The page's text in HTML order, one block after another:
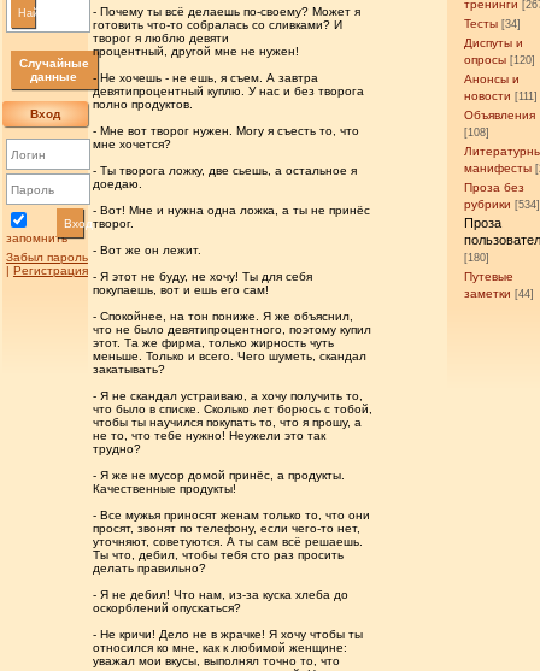
Найти
Случайные
данные
Вход
запомнить
Вход
Забыл пароль
| Регистрация
тренинги
Тесты [34]
Диспуты и
опросы [120]
Анонсы и
новости [111]
Объявления
[108]
манифесты
Проза без
рубрики [534]
Проза
[180]
Путевые
заметки [44]
- Почему ты всё делаешь по-своему? Может я
готовить что-то собралась со сливками? И
творог я люблю девяти
процентный, другой мне не нужен!
- Не хочешь - не ешь, я съем. А завтра
девятипроцентный куплю. У нас и без творога
полно продуктов.
- Мне вот творог нужен. Могу я съесть то, что
мне хочется?
- Ты творога ложку, две сьешь, а остальное я
доедаю.
- Вот! Мне и нужна одна ложка, а ты не принёс
творог.
- Вот же он лежит.
- Я этот не буду, не хочу! Ты для себя
покупаешь, вот и ешь его сам!
- Спокойнее, на тон пониже. Я же объяснил,
что не было девятипроцентного, поэтому купил
этот. Та же фирма, только жирность чуть
меньше. Только и всего. Чего шуметь, скандал
закатывать?
- Я не скандал устраиваю, а хочу получить то,
что было в списке. Сколько лет борюсь с тобой,
чтобы ты научился покупать то, что я прошу, а
не то, что тебе нужно! Неужели это так
трудно?
- Я же не мусор домой принёс, а продукты.
Качественные продукты!
- Все мужья приносят женам только то, что они
просят, звонят по телефону, если чего-то нет,
уточняют, советуются. А ты сам всё решаешь.
Ты что, дебил, чтобы тебя сто раз просить
делать правильно?
- Я не дебил! Что нам, из-за куска хлеба до
оскорблений опускаться?
- Не кричи! Дело не в жрачке! Я хочу чтобы ты
относился ко мне, как к любимой женщине:
уважал мои вкусы, выполнял точно то, что